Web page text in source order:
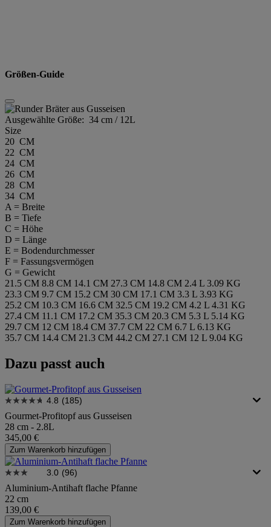
Größen-Guide
Ausgewählte Größe: 34 cm / 12L
Size
20 CM
22 CM
24 CM
26 CM
28 CM
34 CM
A = Breite
B = Tiefe
C = Höhe
D = Länge
E = Bodendurchmesser
F = Fassungsvermögen
G = Gewicht
21.5 CM 8.8 CM 14.1 CM 27.3 CM 14.8 CM 2.4 L 3.09 KG
23.3 CM 9.7 CM 15.2 CM 30 CM 17.1 CM 3.3 L 3.93 KG
25.2 CM 10.3 CM 16.6 CM 32.5 CM 19.2 CM 4.2 L 4.31 KG
27.4 CM 11.1 CM 17.2 CM 35.3 CM 20.3 CM 5.3 L 5.14 KG
29.7 CM 12 CM 18.4 CM 37.7 CM 22 CM 6.7 L 6.13 KG
35.7 CM 14.4 CM 21.3 CM 44.2 CM 27.1 CM 12 L 9.04 KG
Dazu passt auch
4.8 (185)
Gourmet-Profitopf aus Gusseisen
28 cm - 2.8L
345,00 €
Zum Warenkorb hinzufügen
3.0 (96)
Aluminium-Antihaft flache Pfanne
22 cm
139,00 €
Zum Warenkorb hinzufügen